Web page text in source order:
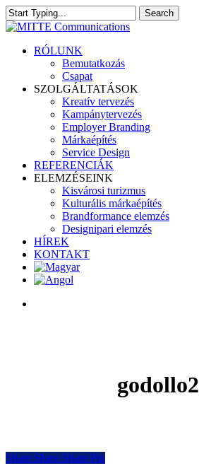
Skip
to
content
Search
Close
search
Menu
RÓLUNK
Bemutatkozás
Csapat
SZOLGÁLTATÁSOK
Kreatív tervezés
Kampánytervezés
Employer Branding
Márkaépítés
Service Design
REFERENCIÁK
ELEMZÉSEINK
Kisvárosi turizmus
Kulturális márkaépítés
Brandformance elemzés
Designipari elemzés
HÍREK
KONTAKT
godollo2
Share
Share Share Share Pin